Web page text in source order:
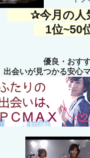
✰今月の
1位
優良・おす
出会いが見つかる安心